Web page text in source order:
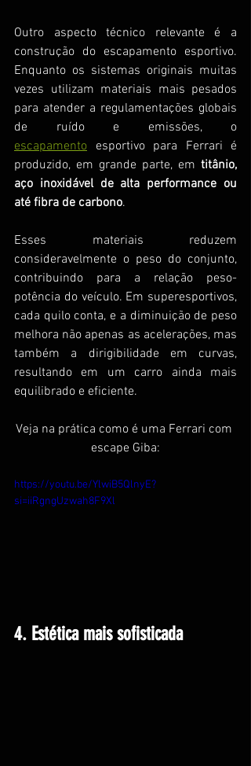
Outro aspecto técnico relevante é a
construção do escapamento esportivo.
Enquanto os sistemas originais muitas
vezes utilizam materiais mais pesados
para atender a regulamentações globais
escapamento esportivo para Ferrari é
produzido, em grande parte, em titânio,
aço inoxidável de alta performance ou
até fibra de carbono.
Esses materiais reduzem
consideravelmente o peso do conjunto,
contribuindo para a relação peso-
potência do veículo. Em superesportivos,
cada quilo conta, e a diminuição de peso
melhora não apenas as acelerações, mas
também a dirigibilidade em curvas,
resultando em um carro ainda mais
equilibrado e eficiente.
Veja na prática como é uma Ferrari com
escape Giba:
https://youtu.be/YlwiB5QlnyE?
si=iiRgngUzwah8F9Xl
4. Estética mais sofisticada